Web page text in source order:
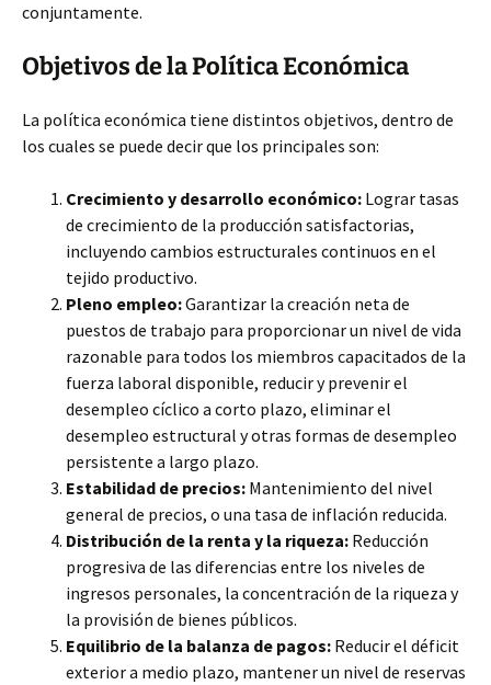
conjuntamente.
Objetivos de la Política Económica
La política económica tiene distintos objetivos, dentro de
los cuales se puede decir que los principales son:
Crecimiento y desarrollo económico: Lograr tasas
de crecimiento de la producción satisfactorias,
incluyendo cambios estructurales continuos en el
tejido productivo.
Pleno empleo:Garantizar la creación neta de
puestos de trabajo para proporcionar un nivel de vida
razonable para todos los miembros capacitados de la
fuerza laboral disponible, reducir y prevenir el
desempleo cíclico a corto plazo, eliminar el
desempleo estructural y otras formas de desempleo
persistente a largo plazo.
Estabilidad de precios: Mantenimiento del nivel
general de precios, o una tasa de inflación reducida.
Distribución de la renta y la riqueza: Reducción
progresiva de las diferencias entre los niveles de
ingresos personales, la concentración de la riqueza y
la provisión de bienes públicos.
Equilibrio de la balanza de pagos: Reducir el déficit
exterior a medio plazo, mantener un nivel de reservas